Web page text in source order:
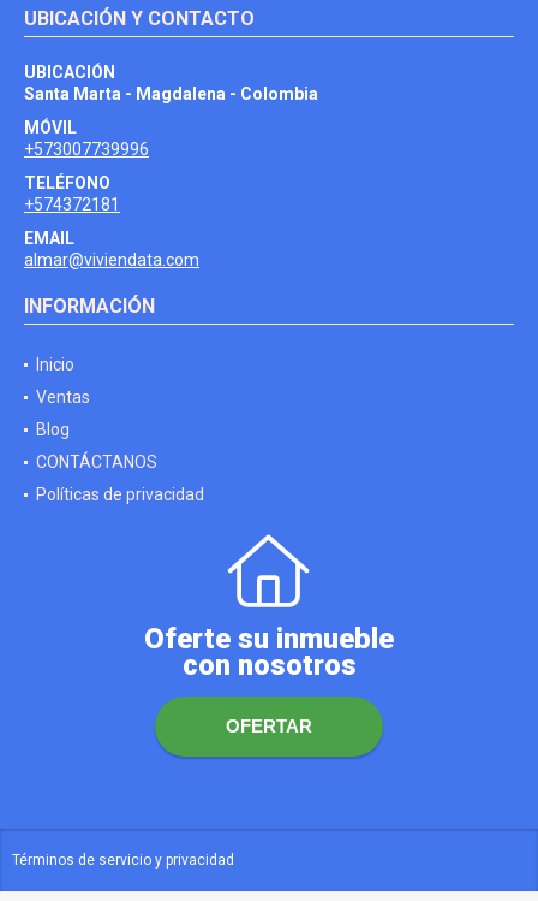
UBICACIÓN Y CONTACTO
UBICACIÓN
Santa Marta - Magdalena - Colombia
MÓVIL
+573007739996
TELÉFONO
+574372181
EMAIL
almar@viviendata.com
INFORMACIÓN
Inicio
Ventas
Blog
CONTÁCTANOS
Políticas de privacidad
Oferte su inmueble
con nosotros
OFERTAR
Términos de servicio y privacidad